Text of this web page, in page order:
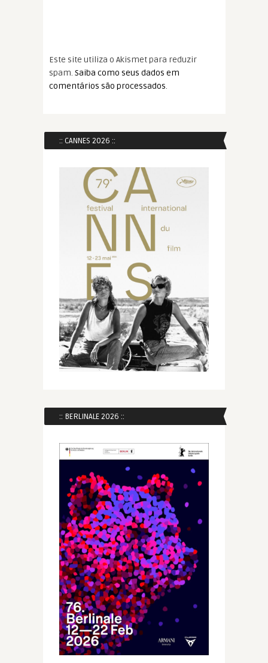
Este site utiliza o Akismet para reduzir
spam. Saiba como seus dados em
comentários são processados.
:: CANNES 2026 ::
:: BERLINALE 2026 ::